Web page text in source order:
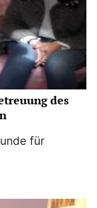
des
für